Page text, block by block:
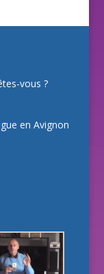
vous ?
en Avignon